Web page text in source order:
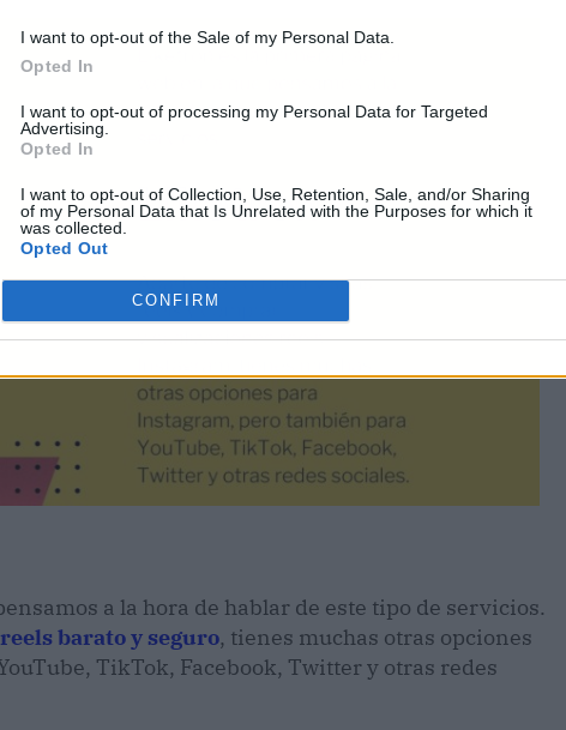
I want to opt-out of the Sale of my Personal Data.
Opted In
I want to opt-out of processing my Personal Data for Targeted
Advertising.
Opted In
I want to opt-out of Collection, Use, Retention, Sale, and/or Sharing
of my Personal Data that Is Unrelated with the Purposes for which it
was collected.
Opted Out
CONFIRM
a la hora de hablar de este tipo de servicios.
barato y seguro, tienes muchas otras opciones
TikTok, Facebook, Twitter y otras redes